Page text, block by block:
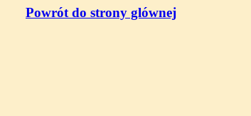
Powrót do strony glównej